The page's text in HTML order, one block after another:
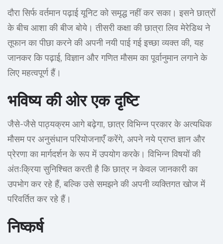
दौरा सिर्फ वर्तमान पढ़ाई यूनिट को समृद्ध नहीं कर सका। इसने छात्रों
के बीच आशा की बीज बोये। तीसरी कक्षा की छात्रा लिव मेरेडिथ ने
तूफान का पीछा करने की अपनी नयी पाई गई इच्छा व्यक्त की, यह
जानकर कि पढ़ाई, विज्ञान और गणित मौसम का पूर्वानुमान लगाने के
लिए महत्वपूर्ण हैं।
भविष्य की ओर एक दृष्टि
जैसे-जैसे पाठ्यक्रम आगे बढ़ेगा, छात्र विभिन्न प्रकार के अत्यधिक
मौसम पर अनुसंधान परियोजनाएँ करेंगे, अपने नये प्राप्त ज्ञान और
प्रेरणा का मार्गदर्शन के रूप में उपयोग करके। विभिन्न विषयों की
अंतःक्रिया सुनिश्चित करती है कि छात्र न केवल जानकारी का
उपभोग कर रहे हैं, बल्कि उसे समझने की अपनी व्यक्तिगत खोज में
परिवर्तित कर रहे हैं।
निष्कर्ष